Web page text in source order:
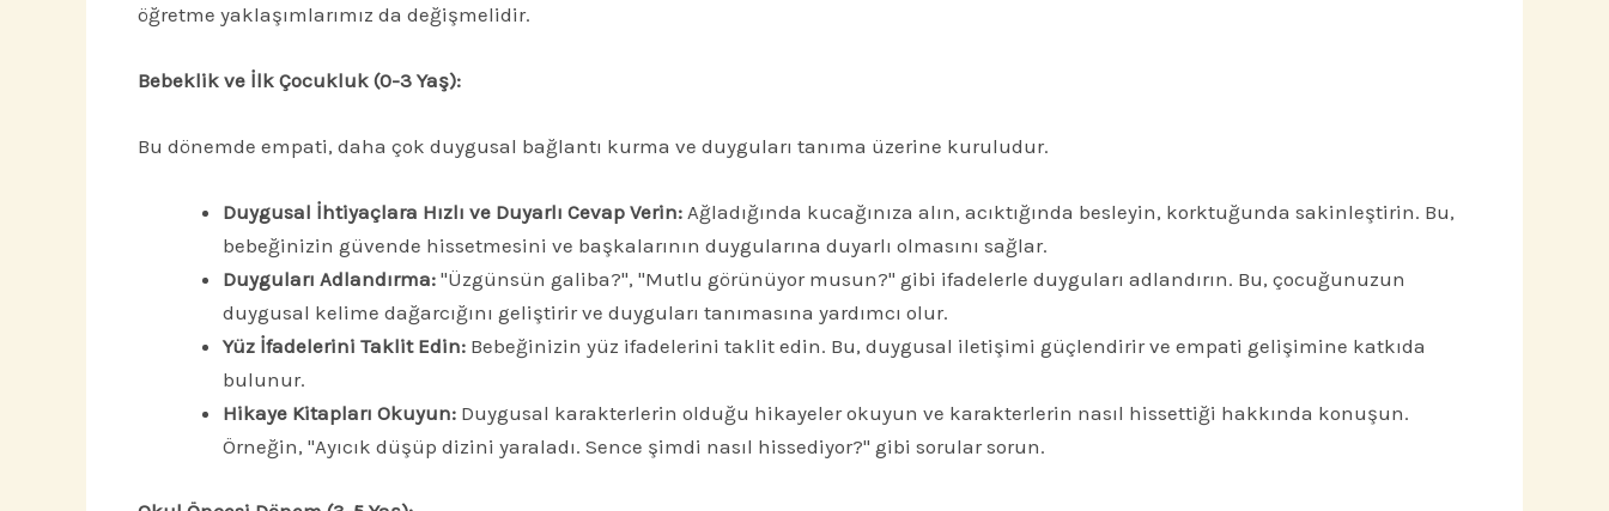
öğretme yaklaşımlarımız da değişmelidir.
Bebeklik ve İlk Çocukluk (0-3 Yaş):
Bu dönemde empati, daha çok duygusal bağlantı kurma ve duyguları tanıma üzerine kuruludur.
Duygusal İhtiyaçlara Hızlı ve Duyarlı Cevap Verin:Ağladığında kucağınıza alın, acıktığında besleyin, korktuğunda sakinleştirin. Bu,
bebeğinizin güvende hissetmesini ve başkalarının duygularına duyarlı olmasını sağlar.
Duyguları Adlandırma:"Üzgünsün galiba?", "Mutlu görünüyor musun?" gibi ifadelerle duyguları adlandırın. Bu, çocuğunuzun
duygusal kelime dağarcığını geliştirir ve duyguları tanımasına yardımcı olur.
Yüz İfadelerini Taklit Edin:Bebeğinizin yüz ifadelerini taklit edin. Bu, duygusal iletişimi güçlendirir ve empati gelişimine katkıda
bulunur.
Hikaye Kitapları Okuyun:Duygusal karakterlerin olduğu hikayeler okuyun ve karakterlerin nasıl hissettiği hakkında konuşun.
Örneğin, "Ayıcık düşüp dizini yaraladı. Sence şimdi nasıl hissediyor?" gibi sorular sorun.